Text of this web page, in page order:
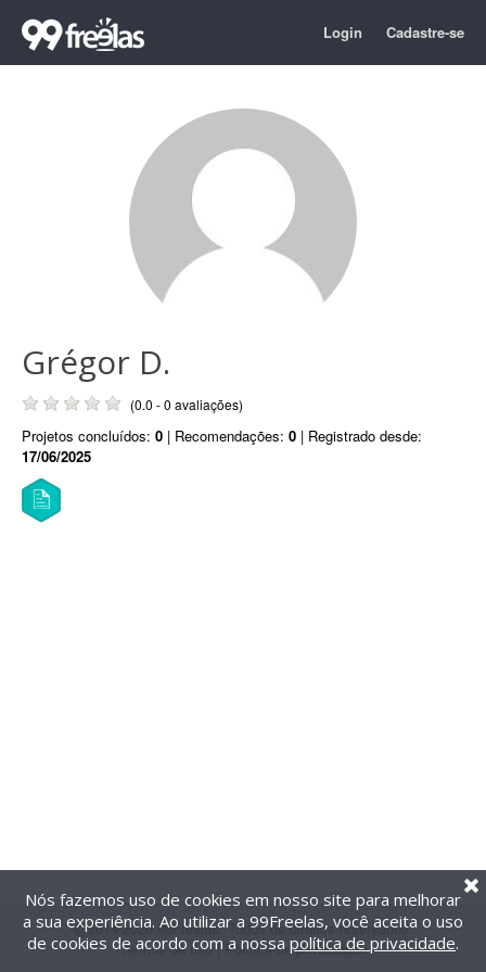
Login Cadastre-se
Grégor D.
(0.0 - 0 avaliações)
Projetos concluídos: 0 | Recomendações: 0 | Registrado desde:
17/06/2025
@2014-2026 99Freelas. Todos os direitos reservados.
Termos de uso| Política de privacidade
Nós fazemos uso de cookies em nosso site para melhorar
a sua experiência. Ao utilizar a 99Freelas, você aceita o uso
de cookies de acordo com a nossa política de privacidade.